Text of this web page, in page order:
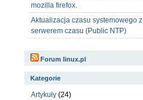
mozilla firefox.
Aktualizacja czasu systemowego z
serwerem czasu (Public NTP)
Forum linux.pl
Kategorie
Artykuły (24)